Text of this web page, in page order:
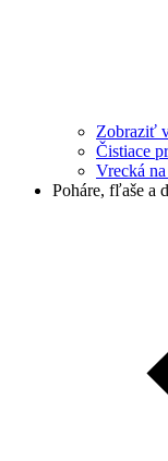
Zobraziť
Čistiace
Vrecká
Poháre, fľaše a